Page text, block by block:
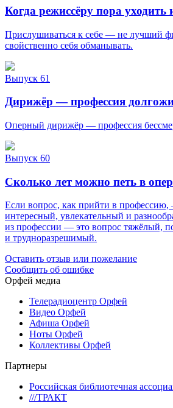
Когда режиссёру пора уходить
Прислушиваться к себе — не лучший
свойственно себя обманывать.
Выпуск 61
Дирижёр — профессия
Оперный дирижёр — профессия
Выпуск 60
Сколько лет можно петь в
Если вопрос, как прийти в профессию,
интересный, увлекательный и
из профессии — это вопрос тяжёлый,
и трудноразрешимый.
Оставить отзыв или пожелание
Сообщить об ошибке
Орфей медиа
Телерадиоцентр Орфей
Видео Орфей
Афиша Орфей
Ноты Орфей
Коллективы Орфей
Партнеры
Российская библиотечная
///ТРАКТ